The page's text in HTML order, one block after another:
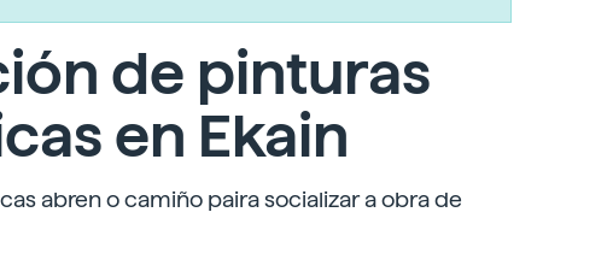
de pinturas
en Ekain
abren o camiño paira socializar a obra de